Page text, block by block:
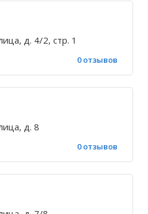
д. 4/2, стр. 1
0 отзывов
д. 8
0 отзывов